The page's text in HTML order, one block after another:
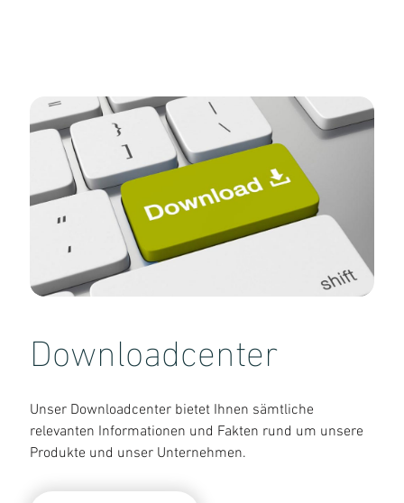
Zahnärztlicher Service
Klinisches Training
Fortbildungen
DELABO.portal
Implantatplanung
Über uns
Meisterlabor
Unser Team
Unsere Partner
So finden Sie uns
Downloadcenter
Unser Downloadcenter bietet Ihnen sämtliche
relevanten Informationen und Fakten rund um unsere
Produkte und unser Unternehmen.